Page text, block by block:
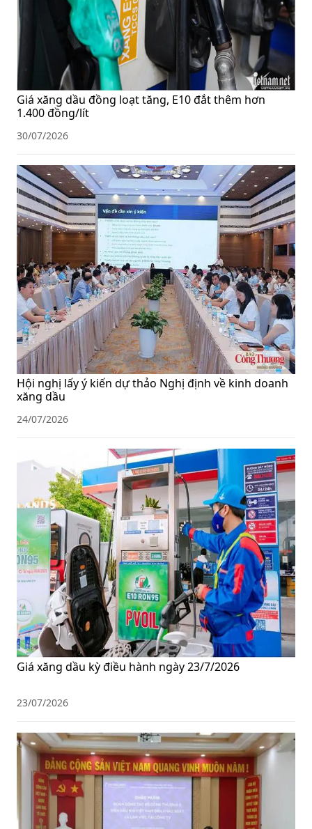
Giá xăng dầu đồng loạt tăng, E10 đắt thêm hơn
1.400 đồng/lít
30/07/2026
Hội nghị lấy ý kiến dự thảo Nghị định về kinh doanh
xăng dầu
24/07/2026
Giá xăng dầu kỳ điều hành ngày 23/7/2026
23/07/2026